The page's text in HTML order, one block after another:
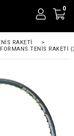
0
RAKETI
>
TENIS RAKETI